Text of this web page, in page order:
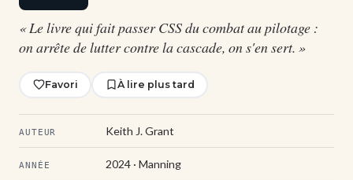
« Le livre qui fait passer CSS du combat au pilotage :
on arrête de lutter contre la cascade, on s'en sert. »
Favori À lire plus tard
AUTEUR Keith J. Grant
ANNÉE 2024 · Manning